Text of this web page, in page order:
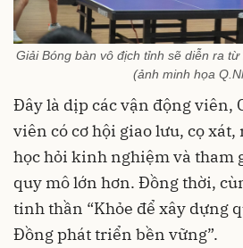
Giải Bóng bàn vô địch tỉnh sẽ diễn ra
(ảnh minh họa
Đây là dịp các vận động viên,
viên có cơ hội giao lưu, cọ
học hỏi kinh nghiệm và tham
quy mô lớn hơn. Đồng thời,
tinh thần “Khỏe để xây dựng
Đồng phát triển bền vững”.